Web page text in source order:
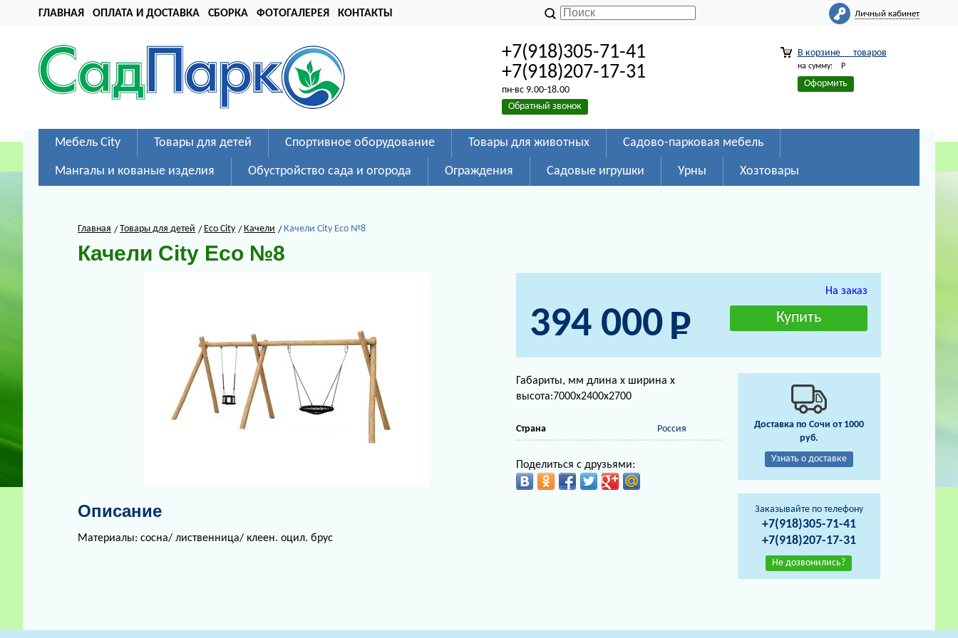
ГЛАВНАЯ ОПЛАТА И ДОСТАВКА СБОРКА ФОТОГАЛЕРЕЯ КОНТАКТЫ Личный кабинет
+7(918)305-71-41
+7(918)207-17-31
пн-вс 9.00-18.00
Обратный звонок
В корзине товаров
на сумму: Р
Оформить
Мебель City Товары для детей Спортивное оборудование Товары для животных Садово-парковая мебель
Мангалы и кованые изделия Обустройство сада и огорода Ограждения Садовые игрушки Урны Хозтовары
Главная Товары для детей Eco City Качели Качели City Eco №8
Качели City Eco №8
На заказ
394 000
Габариты, мм длина х ширина х
высота:7000х2400х2700
Страна Россия
Поделиться с друзьями:
Описание
Материалы: сосна/ лиственница/ клеен. оцил. брус
Доставка по Сочи от 1000
руб.
Узнать о доставке
Заказывайте по телефону
+7(918)305-71-41
+7(918)207-17-31
Не дозвонились?